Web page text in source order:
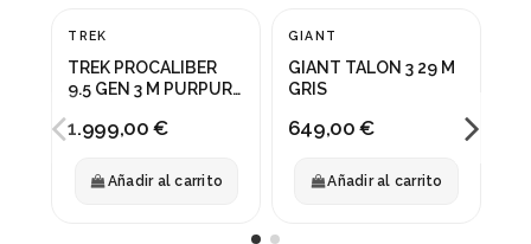
TREK
TREK PROCALIBER
9.5 GEN 3 M PURPURA
1.999,00 €
Añadir al carrito
GIANT
GIANT TALON 3 29 M
GRIS
649,00 €
Añadir al carrito